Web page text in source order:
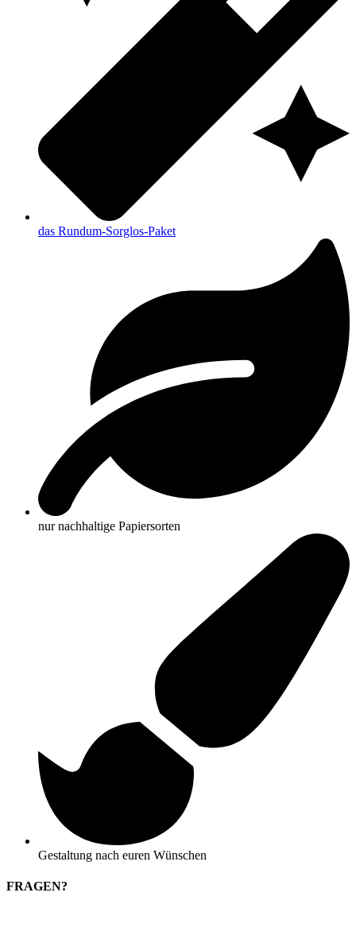
das Rundum-Sorglos-Paket
nur nachhaltige Papiersorten
Gestaltung nach euren Wünschen
FRAGEN?